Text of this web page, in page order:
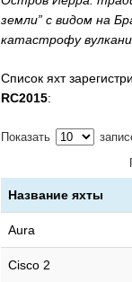
земли” с видом на
катастрофу
Список яхт
RC2015:
Показать
Название яхты
Aura
Cisco 2